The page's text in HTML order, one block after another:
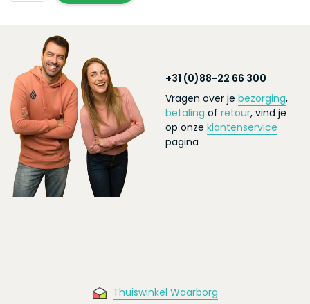
+31 (0)88-22 66 300
Vragen over je bezorging,
betaling of retour, vind je
op onze klantenservice
pagina
Thuiswinkel Waarborg